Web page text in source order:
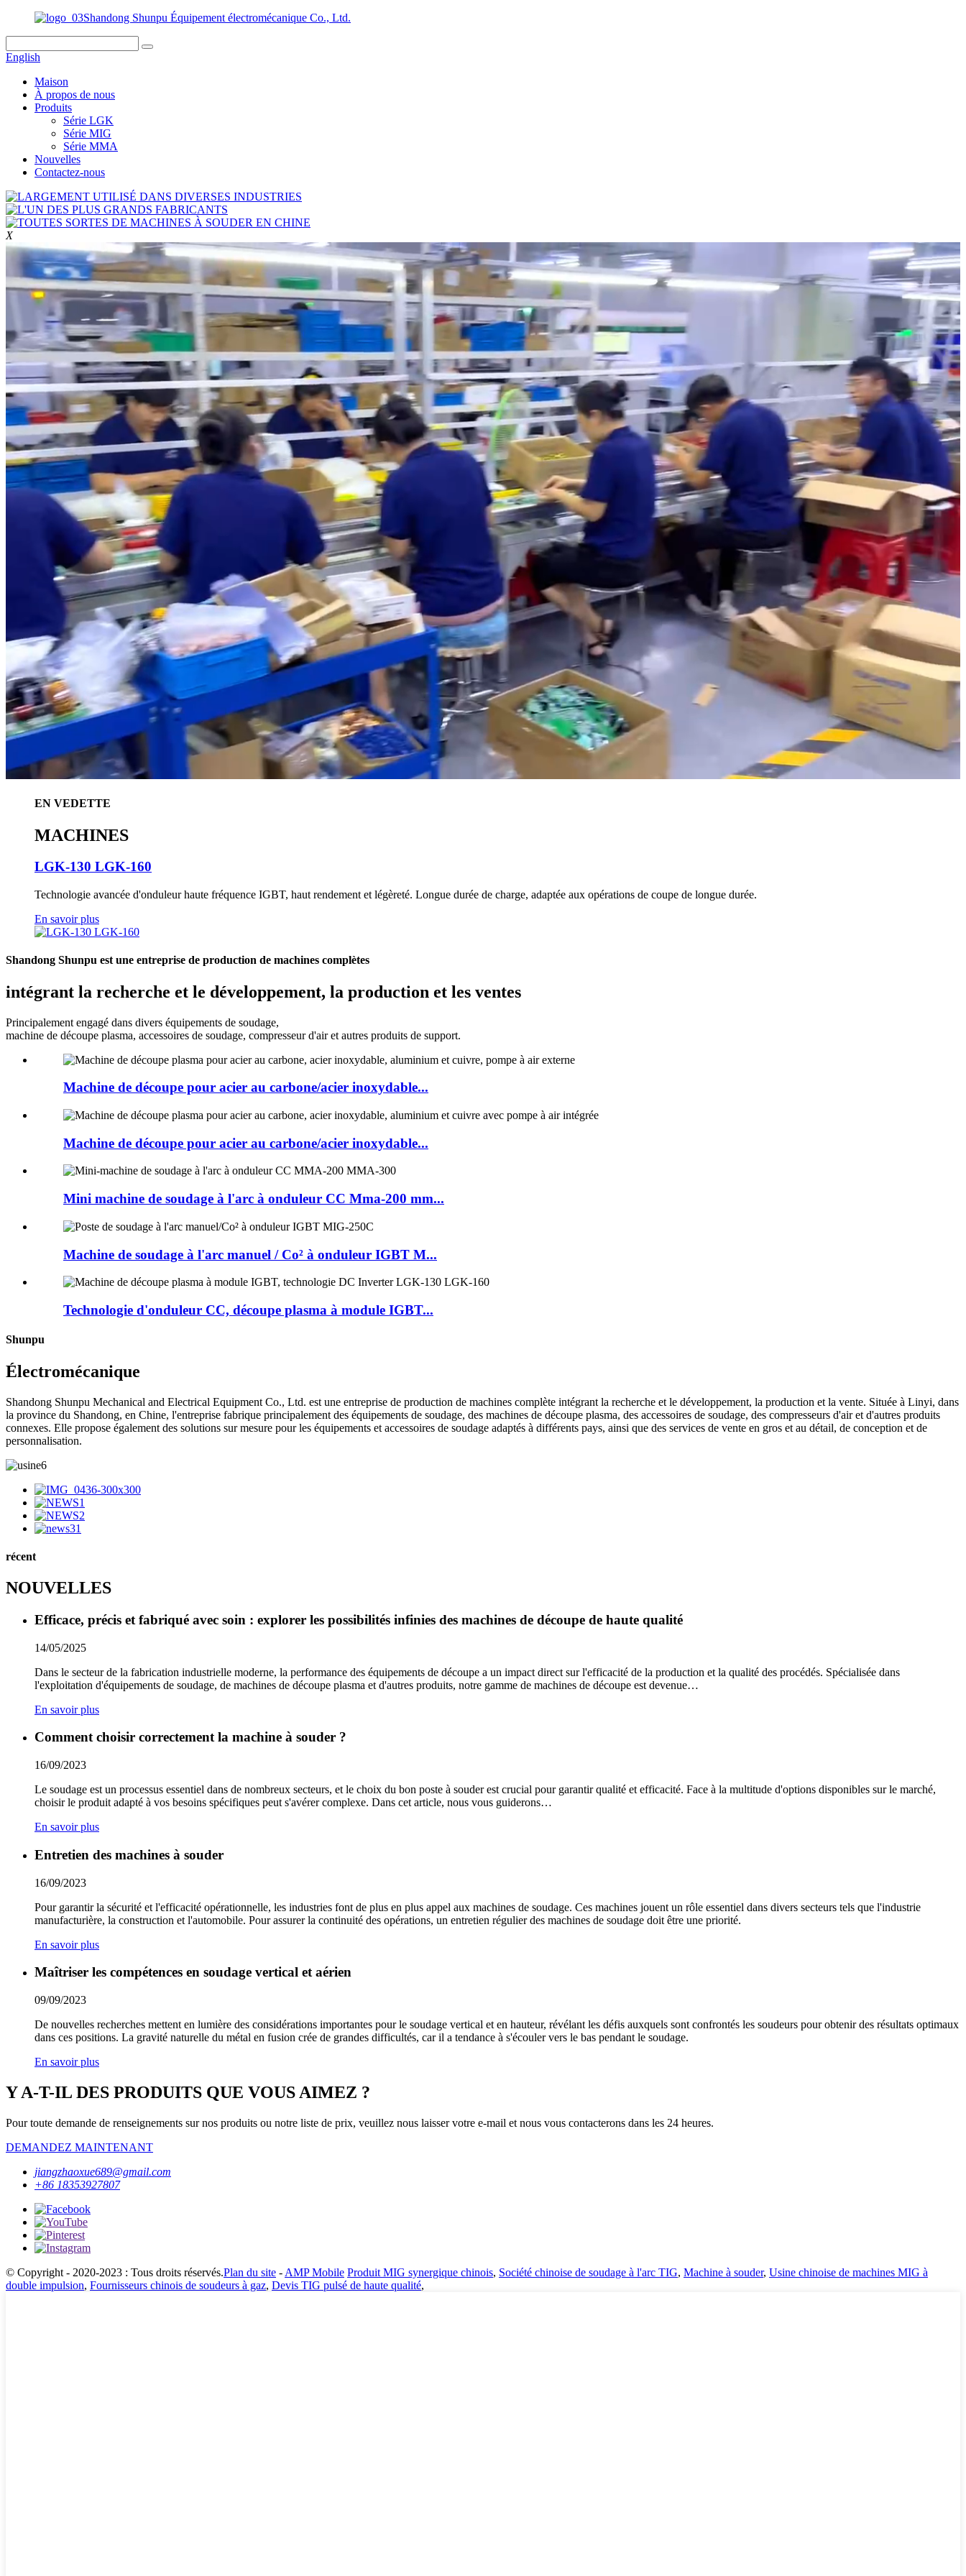
Shandong Shunpu Équipement électromécanique Co., Ltd.
English
Maison
À propos de nous
Produits
Série LGK
Série MIG
Série MMA
Nouvelles
Contactez-nous
X
EN VEDETTE
MACHINES
LGK-130 LGK-160
Technologie avancée d'onduleur haute fréquence IGBT, haut rendement et légèreté. Longue durée de charge, adaptée aux opérations de coupe de longue durée.
En savoir plus
Shandong Shunpu est une entreprise de production de machines complètes
intégrant la recherche et le développement, la production et les ventes
Principalement engagé dans divers équipements de soudage,
machine de découpe plasma, accessoires de soudage, compresseur d'air et autres produits de support.
Machine de découpe pour acier au carbone/acier inoxydable...
Machine de découpe pour acier au carbone/acier inoxydable...
Mini machine de soudage à l'arc à onduleur CC Mma-200 mm...
Machine de soudage à l'arc manuel / Co² à onduleur IGBT M...
Technologie d'onduleur CC, découpe plasma à module IGBT...
Shunpu
Électromécanique
Shandong Shunpu Mechanical and Electrical Equipment Co., Ltd. est une entreprise de production de machines complète intégrant la recherche et le développement, la production et la vente. Située à Linyi, dans
la province du Shandong, en Chine, l'entreprise fabrique principalement des équipements de soudage, des machines de découpe plasma, des accessoires de soudage, des compresseurs d'air et d'autres produits
connexes. Elle propose également des solutions sur mesure pour les équipements et accessoires de soudage adaptés à différents pays, ainsi que des services de vente en gros et au détail, de conception et de
personnalisation.
récent
NOUVELLES
Efficace, précis et fabriqué avec soin : explorer les possibilités infinies des machines de découpe de haute qualité
14/05/2025
Dans le secteur de la fabrication industrielle moderne, la performance des équipements de découpe a un impact direct sur l'efficacité de la production et la qualité des procédés. Spécialisée dans
l'exploitation d'équipements de soudage, de machines de découpe plasma et d'autres produits, notre gamme de machines de découpe est devenue…
En savoir plus
Comment choisir correctement la machine à souder ?
16/09/2023
Le soudage est un processus essentiel dans de nombreux secteurs, et le choix du bon poste à souder est crucial pour garantir qualité et efficacité. Face à la multitude d'options disponibles sur le marché,
choisir le produit adapté à vos besoins spécifiques peut s'avérer complexe. Dans cet article, nous vous guiderons…
En savoir plus
Entretien des machines à souder
16/09/2023
Pour garantir la sécurité et l'efficacité opérationnelle, les industries font de plus en plus appel aux machines de soudage. Ces machines jouent un rôle essentiel dans divers secteurs tels que l'industrie
manufacturière, la construction et l'automobile. Pour assurer la continuité des opérations, un entretien régulier des machines de soudage doit être une priorité.
En savoir plus
Maîtriser les compétences en soudage vertical et aérien
09/09/2023
De nouvelles recherches mettent en lumière des considérations importantes pour le soudage vertical et en hauteur, révélant les défis auxquels sont confrontés les soudeurs pour obtenir des résultats optimaux
dans ces positions. La gravité naturelle du métal en fusion crée de grandes difficultés, car il a tendance à s'écouler vers le bas pendant le soudage.
En savoir plus
Y A-T-IL DES PRODUITS QUE VOUS AIMEZ ?
Pour toute demande de renseignements sur nos produits ou notre liste de prix, veuillez nous laisser votre e-mail et nous vous contacterons dans les 24 heures.
DEMANDEZ MAINTENANT
jiangzhaoxue689@gmail.com
+86 18353927807
© Copyright - 2020-2023 : Tous droits réservés.Plan du site - AMP Mobile Produit MIG synergique chinois, Société chinoise de soudage à l'arc TIG, Machine à souder, Usine chinoise de machines MIG à
double impulsion, Fournisseurs chinois de soudeurs à gaz, Devis TIG pulsé de haute qualité,